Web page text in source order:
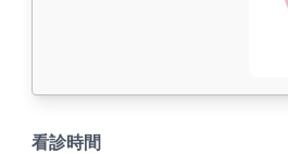
看診時間